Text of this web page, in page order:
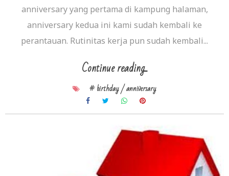
anniversary yang pertama di kampung halaman,
anniversary kedua ini kami sudah kembali ke
perantauan. Rutinitas kerja pun sudah kembali...
Continue reading...
# birthday / anniversary